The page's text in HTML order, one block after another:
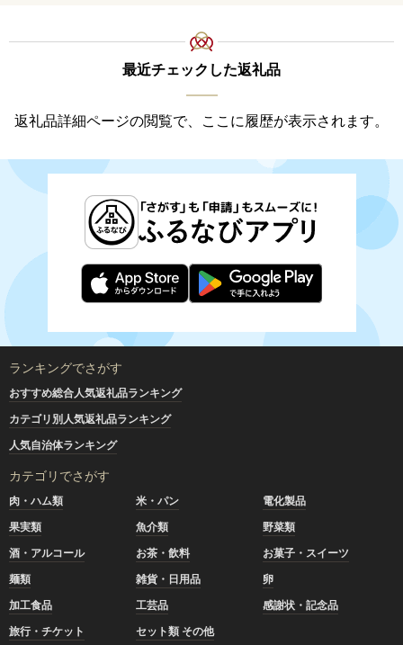
最近チェックした返礼品
返礼品詳細ページの閲覧で、ここに履歴が表示されます。
ランキングでさがす
おすすめ総合人気返礼品ランキング
カテゴリ別人気返礼品ランキング
人気自治体ランキング
カテゴリでさがす
肉・ハム類 米・パン
電化製品
果実類
魚介類
野菜類
酒・アルコール
お茶・飲料
お菓子・スイーツ
麺類
雑貨・日用品
卵
加工食品
工芸品
感謝状・記念品
旅行・チケット
セット類 その他